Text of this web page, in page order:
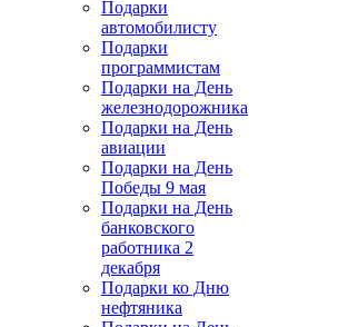
Подарки
автомобилисту
Подарки
программистам
Подарки на День
железнодорожника
Подарки на День
авиации
Подарки на День
Победы 9 мая
Подарки на День
банковского
работника 2
декабря
Подарки ко Дню
нефтяника